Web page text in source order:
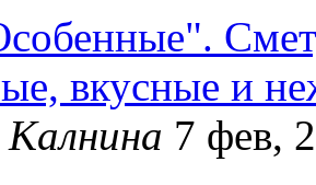
вкусные и
7 фев,